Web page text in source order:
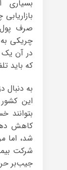
بسیاری
صرف پول
چریکی
در آن یک
که باید
به دنبال
این
بتوانند
کاهش
شد، اما
شرکت
جیب‌بر